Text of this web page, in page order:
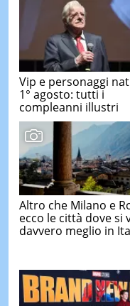
Vip e personaggi
1° agosto: tutti i
compleanni illustri
Altro che Milano e
ecco le città dove si
davvero meglio in